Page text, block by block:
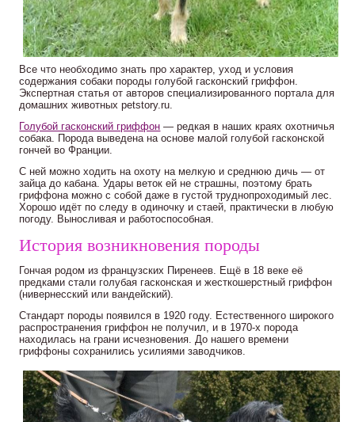
Все что необходимо знать про характер, уход и условия
содержания собаки породы голубой гасконский гриффон.
Экспертная статья от авторов специализированного портала для
домашних животных petstory.ru.
Голубой гасконский гриффон — редкая в наших краях охотничья
собака. Порода выведена на основе малой голубой гасконской
гончей во Франции.
С ней можно ходить на охоту на мелкую и среднюю дичь — от
зайца до кабана. Удары веток ей не страшны, поэтому брать
гриффона можно с собой даже в густой труднопроходимый лес.
Хорошо идёт по следу в одиночку и стаей, практически в любую
погоду. Выносливая и работоспособная.
История возникновения породы
Гончая родом из французских Пиренеев. Ещё в 18 веке её
предками стали голубая гасконская и жесткошерстный гриффон
(нивернесский или вандейский).
Стандарт породы появился в 1920 году. Естественного широкого
распространения гриффон не получил, и в 1970-х порода
находилась на грани исчезновения. До нашего времени
гриффоны сохранились усилиями заводчиков.